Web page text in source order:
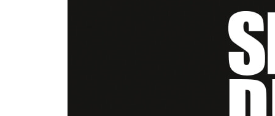
Vol.1-5권의 자켓은 북산고 5인방의 레어한 뒷모습